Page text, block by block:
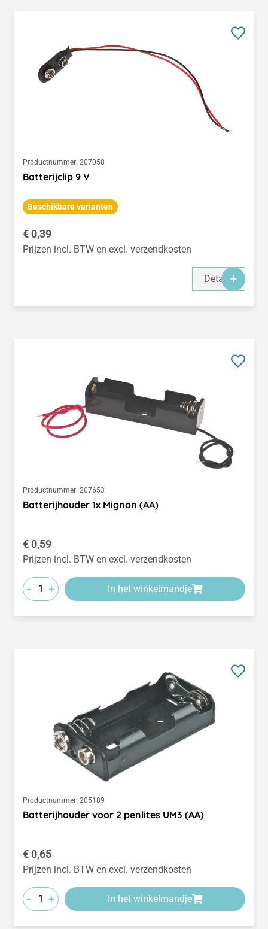
Productnummer: 207058
Batterijclip 9 V
Beschikbare varianten
Normale prijs:
€ 0,39
Prijzen incl. BTW en excl. verzendkosten
Details
Productnummer: 207653
Batterijhouder 1x Mignon (AA)
Normale prijs:
€ 0,59
Prijzen incl. BTW en excl. verzendkosten
- + In het winkelmandje
Productnummer: 205189
Batterijhouder voor 2 penlites UM3 (AA)
Normale prijs:
€ 0,65
Prijzen incl. BTW en excl. verzendkosten
- + In het winkelmandje